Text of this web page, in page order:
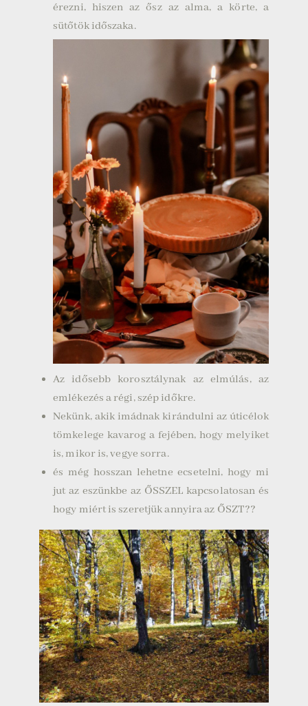
érezni, hiszen az ősz az alma, a körte, a
sütőtök időszaka.
Az idősebb korosztálynak az elmúlás, az
emlékezés a régi, szép időkre.
Nekünk, akik imádnak kirándulni az úticélok
tömkelege kavarog a fejében, hogy melyiket
is, mikor is, vegye sorra.
és még hosszan lehetne ecsetelni, hogy mi
jut az eszünkbe az ŐSSZEL kapcsolatosan és
hogy miért is szeretjük annyira az ŐSZT??